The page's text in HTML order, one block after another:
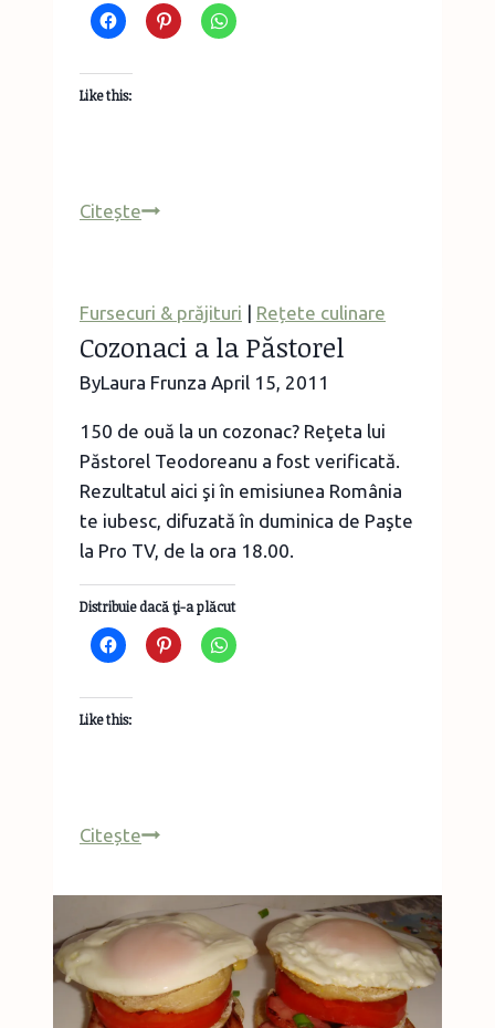
Like this:
CiteșteAperitive
aniversare
cu
prietenii
Fursecuri & prăjituri | Rețete culinare
Cozonaci a la Păstorel
ByLaura Frunza April 15, 2011
150 de ouă la un cozonac? Reţeta lui
Păstorel Teodoreanu a fost verificată.
Rezultatul aici şi în emisiunea România
te iubesc, difuzată în duminica de Paşte
la Pro TV, de la ora 18.00.
Distribuie dacă ţi-a plăcut
Like this:
CiteșteCozonaci
la
Păstorel